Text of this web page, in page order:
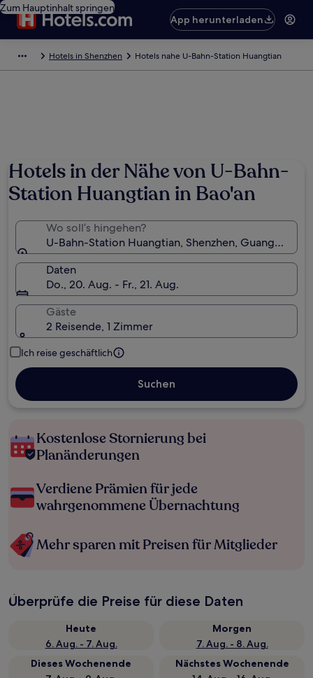
Zum Hauptinhalt springen
App herunterladen
Hotels in Shenzhen Hotels nahe U-Bahn-Station Huangtian
Hotels in der Nähe von U-Bahn-
Station Huangtian in Bao'an
Wo soll’s hingehen?
U-Bahn-Station Huangtian, Shenzhen, Guangdong,
Daten
Do., 20. Aug. - Fr., 21. Aug.
Gäste
2 Reisende, 1 Zimmer
Ich reise geschäftlich
Suchen
Kostenlose Stornierung bei
Planänderungen
Verdiene Prämien für jede
wahrgenommene Übernachtung
Mehr sparen mit Preisen für Mitglieder
Überprüfe die Preise für diese Daten
Heute
6. Aug. - 7. Aug.
Morgen
7. Aug. - 8. Aug.
Dieses Wochenende
Nächstes Wochenende